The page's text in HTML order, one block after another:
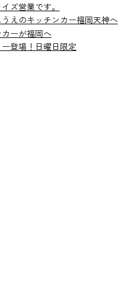
ズ営業です。
えのキッチンカー福岡天神へ
ーが福岡へ
登場！日曜日限定